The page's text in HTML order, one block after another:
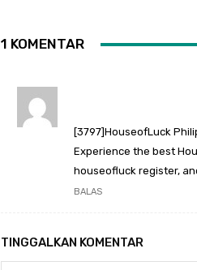
1 KOMENTAR
[3797]HouseofLuck
Experience the best
houseofluck register,
BALAS
TINGGALKAN KOMENTAR